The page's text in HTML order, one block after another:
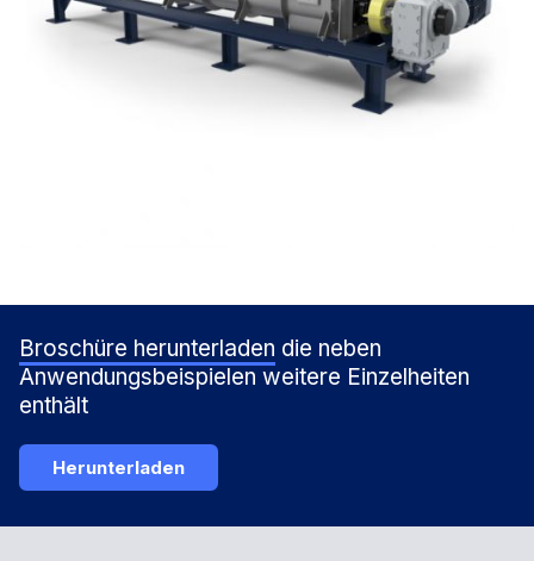
Broschüre herunterladen die neben
Anwendungsbeispielen weitere Einzelheiten
enthält
Herunterladen